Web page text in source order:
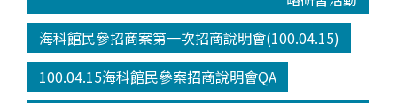
海科館民參招商案第一次招商說明會(100.04.15)
100.04.15海科館民參案招商說明會QA